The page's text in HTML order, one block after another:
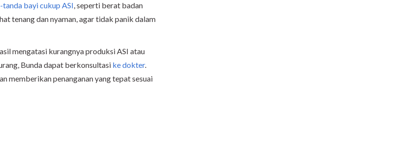
tanda bayi cukup ASI, seperti berat badan
tenang dan nyaman, agar tidak panik dalam
mengatasi kurangnya produksi ASI atau
Bunda dapat berkonsultasi ke dokter.
memberikan penanganan yang tepat sesuai